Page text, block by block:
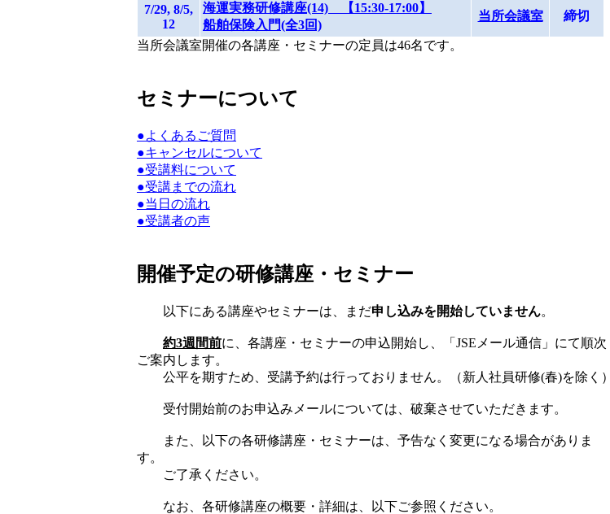
7/29, 8/5,
12
海運実務研修講座(14) 【15:30-17:00】
船舶保険入門(全3回)
当所会議室 締切
当所会議室開催の各講座・セミナーの定員は46名です。
セミナーについて
●よくあるご質問
●キャンセルについて
●受講料について
●受講までの流れ
●当日の流れ
●受講者の声
開催予定の研修講座・セミナー
以下にある講座やセミナーは、まだ申し込みを開始していません。
約3週間前に、各講座・セミナーの申込開始し、「JSEメール通信」にて順次
ご案内します。
公平を期すため、受講予約は行っておりません。（新人社員研修(春)を除く）
受付開始前のお申込みメールについては、破棄させていただきます。
また、以下の各研修講座・セミナーは、予告なく変更になる場合がありま
す。
ご了承ください。
なお、各研修講座の概要・詳細は、以下ご参照ください。